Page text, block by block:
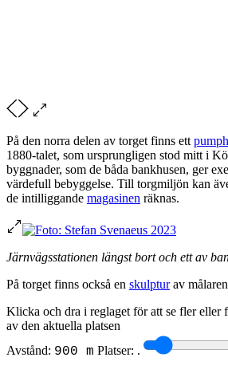
På den norra delen av torget finns ett
1880-talet, som ursprungligen stod mitt i
byggnader, som de båda bankhusen, ger
värdefull bebyggelse. Till torgmiljön kan
de intilliggande magasinen räknas.
Järnvägsstationen längst bort och ett av
På torget finns också en skulpturav
Klicka och dra i reglaget för att se fler eller
av den aktuella platsen
Avstånd: 900 m Platser: .